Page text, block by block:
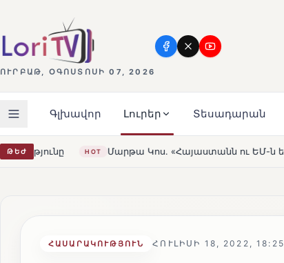
ՈՒՐԲԱԹ, ՕԳՈՍՏՈՍԻ 07, 2026
Գլխավոր Լուրեր Տեսադարան
ԹԵԺ«Հայաստանն ու ԵՄ-ն երբեք այսքան մոտ չեն եղել»
ՀԱՍԱՐԱԿՈՒԹՅՈՒՆ ՀՈՒԼԻՍԻ 18, 2022, 18:25